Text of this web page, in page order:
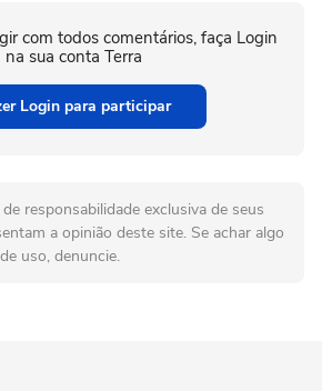
com todos comentários, faça Login
na sua conta Terra
Login para participar
responsabilidade exclusiva de seus
a opinião deste site. Se achar algo
uso, denuncie.